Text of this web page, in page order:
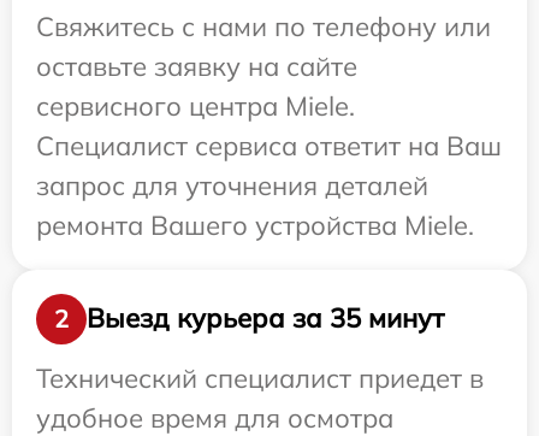
Свяжитесь с нами по телефону или
оставьте заявку на сайте
сервисного центра Miele.
Специалист сервиса ответит на Ваш
запрос для уточнения деталей
ремонта Вашего устройства Miele.
2
Выезд курьера за 35 минут
Технический специалист приедет в
удобное время для осмотра